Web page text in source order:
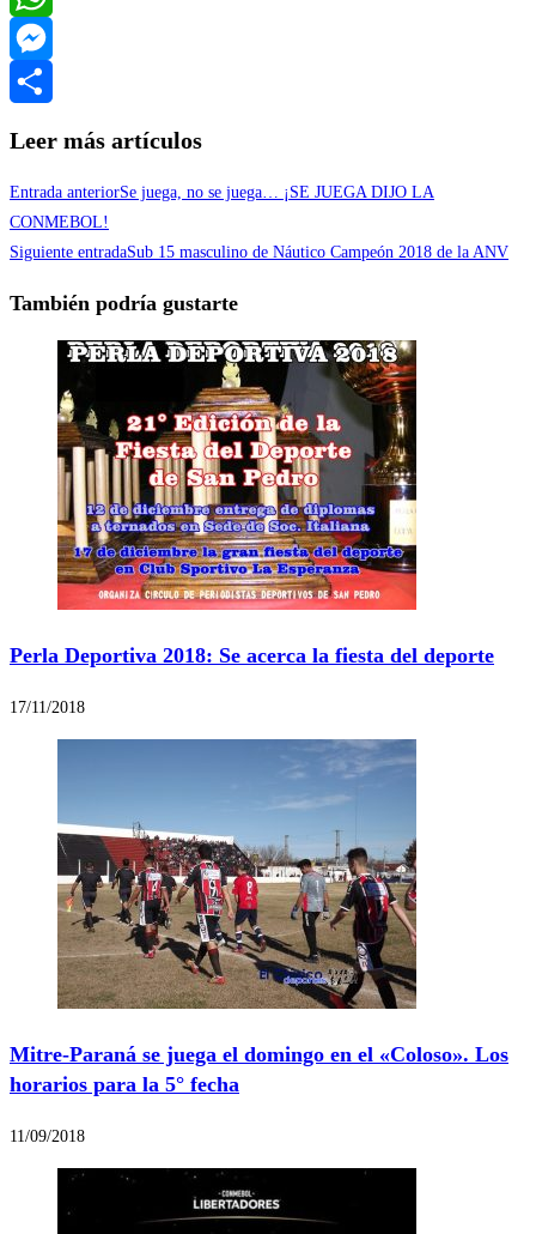
WhatsApp
Messenger
Leer más artículos
Entrada anteriorSe juega, no se juega… ¡SE JUEGA DIJO LA
CONMEBOL!
Siguiente entradaSub 15 masculino de Náutico Campeón 2018 de la ANV
También podría gustarte
Perla Deportiva 2018: Se acerca la fiesta del deporte
17/11/2018
Mitre-Paraná se juega el domingo en el «Coloso». Los
horarios para la 5° fecha
11/09/2018